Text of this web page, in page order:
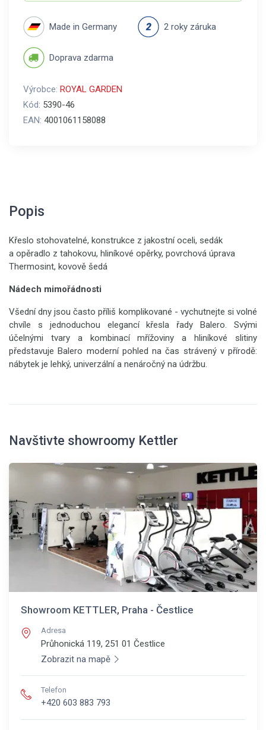
Made in Germany 2 roky záruka
Doprava zdarma
Výrobce: ROYAL GARDEN
Kód: 5390-46
EAN: 4001061158088
Popis
Křeslo stohovatelné, konstrukce z jakostní oceli, sedák
a opěradlo z tahokovu, hliníkové opěrky, povrchová úprava
Thermosint, kovově šedá
Nádech mimořádnosti
Všední dny jsou často příliš komplikované - vychutnejte si volné
chvíle s jednoduchou elegancí křesla řady Balero. Svými
účelnými tvary a kombinací mřížoviny a hliníkové slitiny
představuje Balero moderní pohled na čas strávený v přírodě:
nábytek je lehký, univerzální a nenáročný na údržbu.
Navštivte showroomy Kettler
Showroom KETTLER, Praha - Čestlice
Adresa
Průhonická 119, 251 01 Čestlice
Zobrazit na mapě
Telefon
+420 603 883 793